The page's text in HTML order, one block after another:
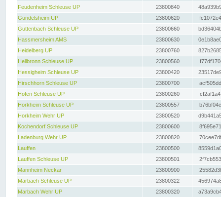
Feudenheim Schleuse UP
23800840
Gundelsheim UP
23800620
Guttenbach Schleuse UP
23800660
Hassmersheim AMS
23800630
Heidelberg UP
23800760
Heilbronn Schleuse UP
23800560
Hessigheim Schleuse UP
23800420
Hirschhorn Schleuse UP
23800700
Hofen Schleuse UP
23800260
Horkheim Schleuse UP
23800557
Horkheim Wehr UP
23800520
Kochendorf Schleuse UP
23800600
Ladenburg Wehr UP
23800820
Lauffen
23800500
Lauffen Schleuse UP
23800501
Mannheim Neckar
23800900
Marbach Schleuse UP
23800322
Marbach Wehr UP
23800320